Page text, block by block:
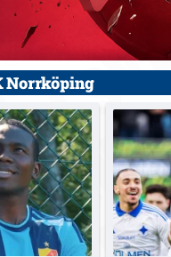
Norrköping